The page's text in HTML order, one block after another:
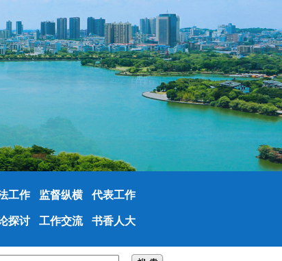
工作 监督纵横 代表工作
探讨 工作交流 书香人大